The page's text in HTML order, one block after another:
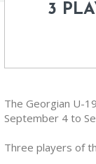
3
The Georgian U-
September 4 to
Three players of